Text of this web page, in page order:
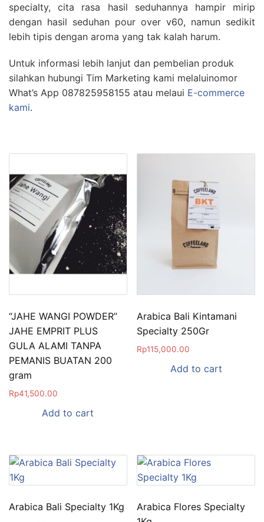
specialty, cita rasa hasil seduhannya hampir mirip
dengan hasil seduhan pour over v60, namun sedikit
lebih tipis dengan aroma yang tak kalah harum.
Untuk informasi lebih lanjut dan pembelian produk
silahkan hubungi Tim Marketing kami melaluinomor
What’s App 087825958155 atau melaui E-commerce
kami.
“JAHE WANGI POWDER”
JAHE EMPRIT PLUS
GULA ALAMI TANPA
PEMANIS BUATAN 200
gram
Rp41,500.00
Add to cart
Arabica Bali Kintamani
Specialty 250Gr
Rp115,000.00
Add to cart
Arabica Bali Specialty 1Kg
Arabica Flores Specialty